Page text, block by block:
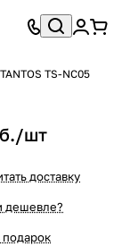
TS-NC05
шт
доставку
дешевле?
подарок